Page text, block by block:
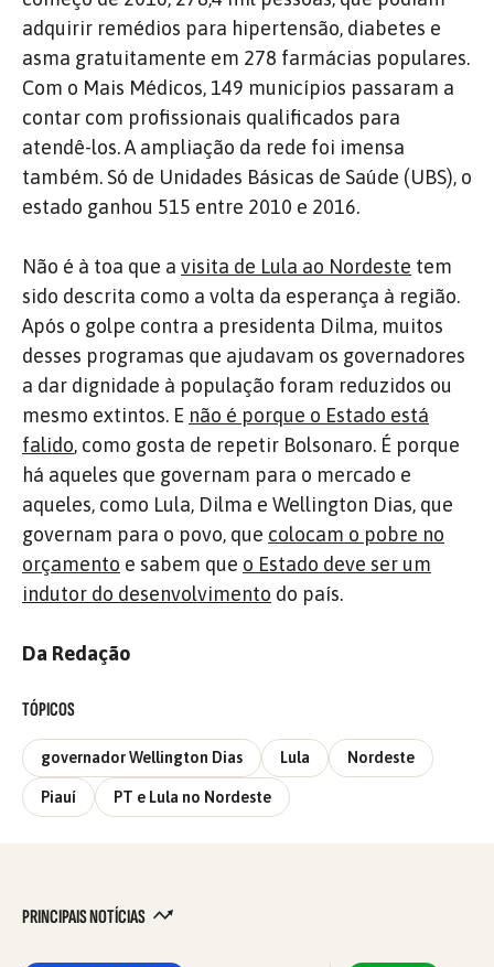
adquirir remédios para hipertensão, diabetes e
asma gratuitamente em 278 farmácias populares.
Com o Mais Médicos, 149 municípios passaram a
contar com profissionais qualificados para
atendê-los. A ampliação da rede foi imensa
também. Só de Unidades Básicas de Saúde (UBS), o
estado ganhou 515 entre 2010 e 2016.
Não é à toa que a visita de Lula ao Nordeste tem
sido descrita como a volta da esperança à região.
Após o golpe contra a presidenta Dilma, muitos
desses programas que ajudavam os governadores
a dar dignidade à população foram reduzidos ou
mesmo extintos. E não é porque o Estado está
falido, como gosta de repetir Bolsonaro. É porque
há aqueles que governam para o mercado e
aqueles, como Lula, Dilma e Wellington Dias, que
governam para o povo, que colocam o pobre no
orçamento e sabem que o Estado deve ser um
indutor do desenvolvimento do país.
Da Redação
TÓPICOS
governador Wellington Dias Lula Nordeste
Piauí PT e Lula no Nordeste
PRINCIPAIS NOTÍCIAS